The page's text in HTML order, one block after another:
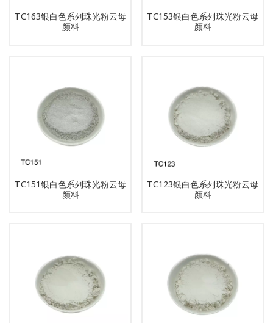
TC163银白色系列珠光粉云母
颜料
TC153银白色系列珠光粉云母
颜料
TC151银白色系列珠光粉云母
颜料
TC123银白色系列珠光粉云母
颜料